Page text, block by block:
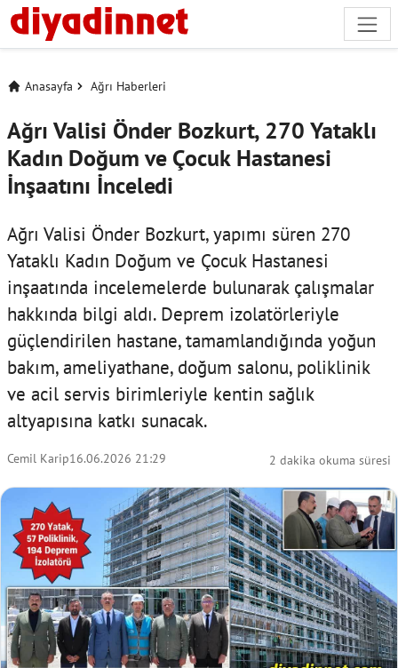
Anasayfa Ağrı Haberleri
Ağrı Valisi Önder Bozkurt, 270 Yataklı
Kadın Doğum ve Çocuk Hastanesi
İnşaatını İnceledi
Ağrı Valisi Önder Bozkurt, yapımı süren 270
Yataklı Kadın Doğum ve Çocuk Hastanesi
inşaatında incelemelerde bulunarak çalışmalar
hakkında bilgi aldı. Deprem izolatörleriyle
güçlendirilen hastane, tamamlandığında yoğun
bakım, ameliyathane, doğum salonu, poliklinik
ve acil servis birimleriyle kentin sağlık
altyapısına katkı sunacak.
Cemil Karip16.06.2026 21:29 2 dakika okuma süresi